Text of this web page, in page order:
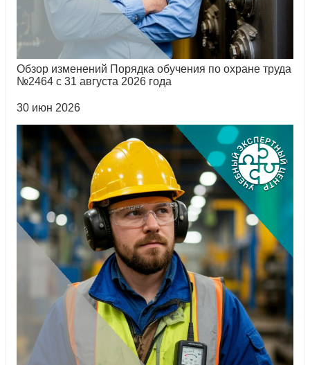
Обзор изменений Порядка обучения по охране труда
№2464 с 31 августа 2026 года
30 июн 2026